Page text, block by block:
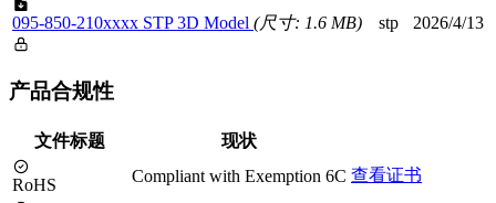
095-850-210xxxx STP 3D Model (尺寸: 1.6 MB) stp 2026/4/13
产品合规性
文件标题 现状
RoHS Compliant with Exemption 6C 查看证书